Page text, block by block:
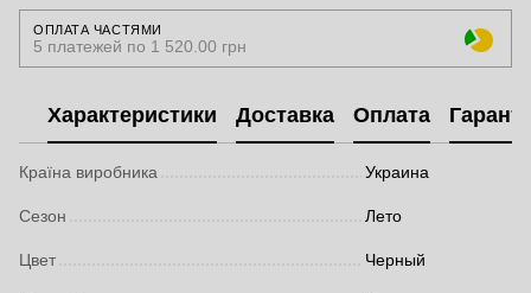
ОПЛАТА ЧАСТЯМИ
5 платежей по 1 520.00 грн
Характеристики Доставка Оплата
Країна виробника Украина
Сезон Лето
Цвет Черный